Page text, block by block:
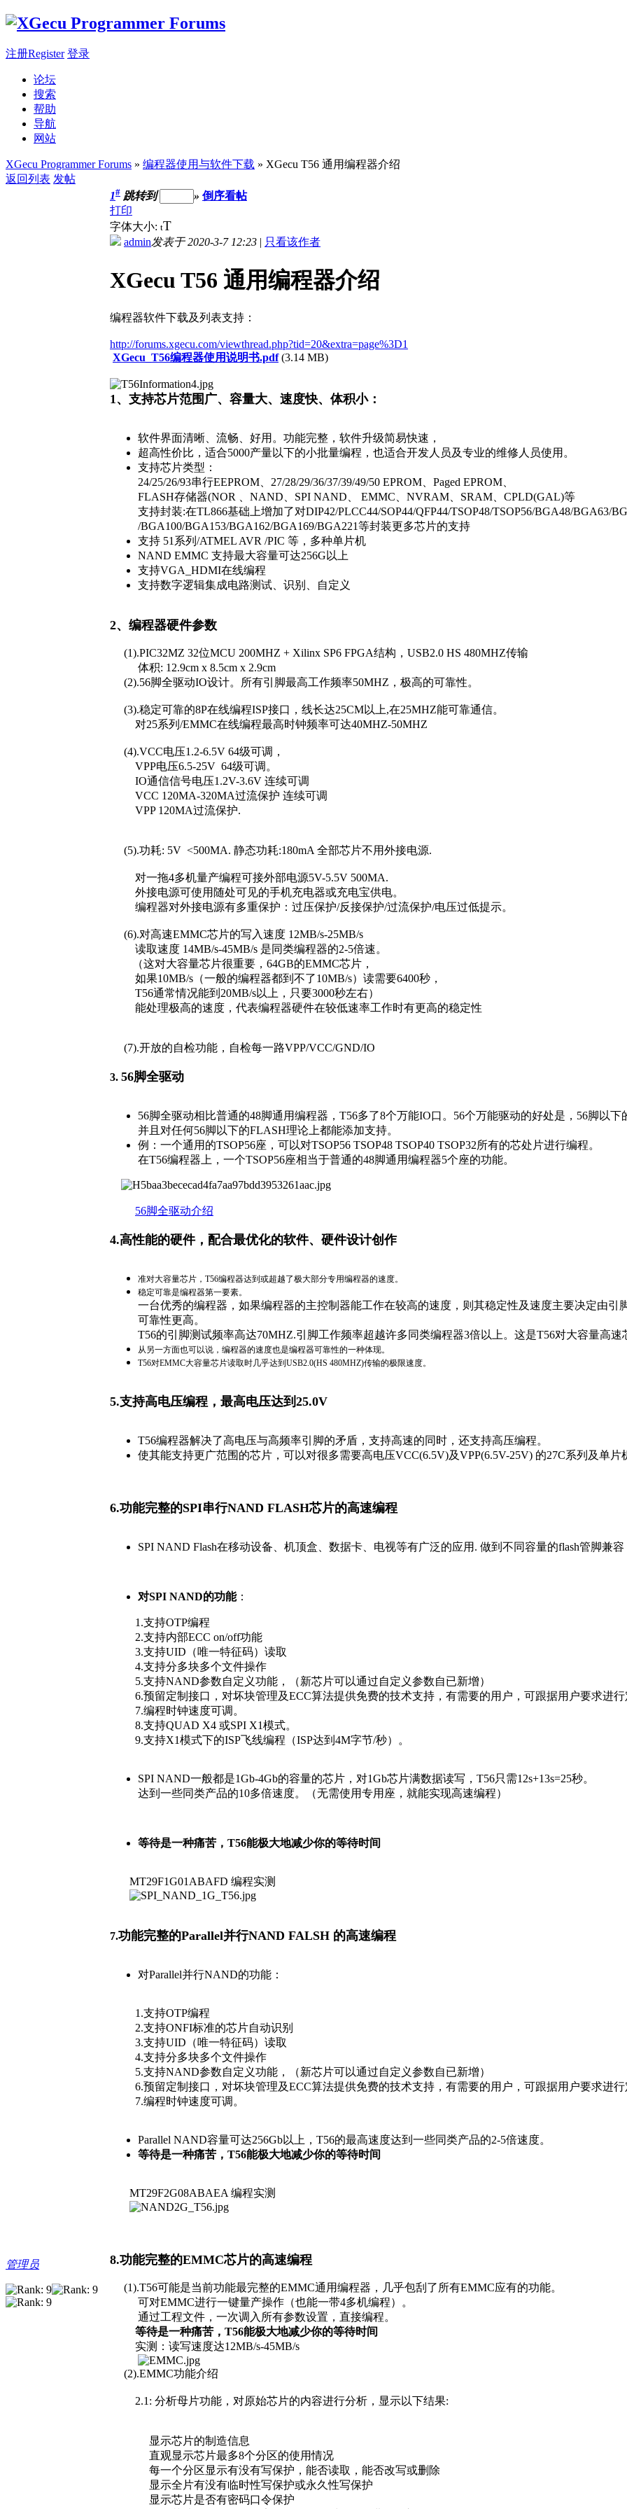
注册Register 登录
论坛
搜索
帮助
导航
网站
XGecu Programmer Forums » 编程器使用与软件下载 » XGecu T56 通用编程器介绍
返回列表 发帖
管理员
1# 跳转到 » 倒序看帖
打印
字体大小: tT
admin发表于 2020-3-7 12:23 | 只看该作者
XGecu T56 通用编程器介绍
编程器软件下载及列表支持：
http://forums.xgecu.com/viewthread.php?tid=20&extra=page%3D1
XGecu_T56编程器使用说明书.pdf(3.14 MB)
1、支持芯片范围广、容量大、速度快、体积小：
软件界面清晰、流畅、好用。功能完整，软件升级简易快速，
超高性价比，适合5000产量以下的小批量编程，也适合开发人员及专业的维修人员使用。
支持芯片类型：
24/25/26/93串行EEPROM、27/28/29/36/37/39/49/50 EPROM、Paged EPROM、
FLASH存储器(NOR 、NAND、SPI NAND、 EMMC、NVRAM、SRAM、CPLD(GAL)等
支持封装:在TL866基础上增加了对DIP42/PLCC44/SOP44/QFP44/TSOP48/TSOP56/BGA48/BGA63/
/BGA100/BGA153/BGA162/BGA169/BGA221等封装更多芯片的支持
支持 51系列/ATMEL AVR /PIC 等，多种单片机
NAND EMMC 支持最大容量可达256G以上
支持VGA_HDMI在线编程
支持数字逻辑集成电路测试、识别、自定义
2、编程器硬件参数
(1).PIC32MZ 32位MCU 200MHZ + Xilinx SP6 FPGA结构，USB2.0 HS 480MHZ传输
体积: 12.9cm x 8.5cm x 2.9cm
(2).56脚全驱动IO设计。所有引脚最高工作频率50MHZ，极高的可靠性。
(3).稳定可靠的8P在线编程ISP接口，线长达25CM以上,在25MHZ能可靠通信。
对25系列/EMMC在线编程最高时钟频率可达40MHZ-50MHZ
(4).VCC电压1.2-6.5V 64级可调，
VPP电压6.5-25V 64级可调。
IO通信信号电压1.2V-3.6V 连续可调
VCC 120MA-320MA过流保护 连续可调
VPP 120MA过流保护.
(5).功耗: 5V <500MA. 静态功耗:180mA 全部芯片不用外接电源.
对一拖4多机量产编程可接外部电源5V-5.5V 500MA.
外接电源可使用随处可见的手机充电器或充电宝供电。
编程器对外接电源有多重保护：过压保护/反接保护/过流保护/电压过低提示。
(6).对高速EMMC芯片的写入速度 12MB/s-25MB/s
读取速度 14MB/s-45MB/s 是同类编程器的2-5倍速。
（这对大容量芯片很重要，64GB的EMMC芯片，
如果10MB/s（一般的编程器都到不了10MB/s）读需要6400秒，
T56通常情况能到20MB/s以上，只要3000秒左右）
能处理极高的速度，代表编程器硬件在较低速率工作时有更高的稳定性
(7).开放的自检功能，自检每一路VPP/VCC/GND/IO
3. 56脚全驱动
56脚全驱动相比普通的48脚通用编程器，T56多了8个万能IO口。56个万能驱动的好处是，56脚以
并且对任何56脚以下的FLASH理论上都能添加支持。
例：一个通用的TSOP56座，可以对TSOP56 TSOP48 TSOP40 TSOP32所有的芯处片进行编程。
在T56编程器上，一个TSOP56座相当于普通的48脚通用编程器5个座的功能。
56脚全驱动介绍
4.高性能的硬件，配合最优化的软件、硬件设计创作
准对大容量芯片，T56编程器达到或超越了极大部分专用编程器的速度。
稳定可靠是编程器第一要素。
一台优秀的编程器，如果编程器的主控制器能工作在较高的速度，则其稳定性及速度主要决定由
可靠性更高。
T56的引脚测试频率高达70MHZ.引脚工作频率超越许多同类编程器3倍以上。这是T56对大容量高
从另一方面也可以说，编程器的速度也是编程器可靠性的一种体现。
T56对EMMC大容量芯片读取时几乎达到USB2.0(HS 480MHZ)传输的极限速度。
5.支持高电压编程，最高电压达到25.0V
T56编程器解决了高电压与高频率引脚的矛盾，支持高速的同时，还支持高压编程。
使其能支持更广范围的芯片，可以对很多需要高电压VCC(6.5V)及VPP(6.5V-25V) 的27C系列及单
6.功能完整的SPI串行NAND FLASH芯片的高速编程
SPI NAND Flash在移动设备、机顶盒、数据卡、电视等有广泛的应用. 做到不同容量的flash管脚兼
对SPI NAND的功能：
1.支持OTP编程
2.支持内部ECC on/off功能
3.支持UID（唯一特征码）读取
4.支持分多块多个文件操作
5.支持NAND参数自定义功能，（新芯片可以通过自定义参数自已新增）
6.预留定制接口，对坏块管理及ECC算法提供免费的技术支持，有需要的用户，可跟据用户要求进行
7.编程时钟速度可调。
8.支持QUAD X4 或SPI X1模式。
9.支持X1模式下的ISP飞线编程（ISP达到4M字节/秒）。
SPI NAND一般都是1Gb-4Gb的容量的芯片，对1Gb芯片满数据读写，T56只需12s+13s=25秒。
达到一些同类产品的10多倍速度。（无需使用专用座，就能实现高速编程）
等待是一种痛苦，T56能极大地减少你的等待时间
MT29F1G01ABAFD 编程实测
7.功能完整的Parallel并行NAND FALSH 的高速编程
对Parallel并行NAND的功能：
1.支持OTP编程
2.支持ONFI标准的芯片自动识别
3.支持UID（唯一特征码）读取
4.支持分多块多个文件操作
5.支持NAND参数自定义功能，（新芯片可以通过自定义参数自已新增）
6.预留定制接口，对坏块管理及ECC算法提供免费的技术支持，有需要的用户，可跟据用户要求进行
7.编程时钟速度可调。
Parallel NAND容量可达256Gb以上，T56的最高速度达到一些同类产品的2-5倍速度。
等待是一种痛苦，T56能极大地减少你的等待时间
MT29F2G08ABAEA 编程实测
8.功能完整的EMMC芯片的高速编程
(1).T56可能是当前功能最完整的EMMC通用编程器，几乎包刮了所有EMMC应有的功能。
可对EMMC进行一键量产操作（也能一带4多机编程）。
通过工程文件，一次调入所有参数设置，直接编程。
等待是一种痛苦，T56能极大地减少你的等待时间
实测：读写速度达12MB/s-45MB/s
(2).EMMC功能介绍
2.1: 分析母片功能，对原始芯片的内容进行分析，显示以下结果:
显示芯片的制造信息
直观显示芯片最多8个分区的使用情况
每一个分区显示有没有写保护，能否读取，能否改写或删除
显示全片有没有临时性写保护或永久性写保护
显示芯片是否有密码口令保护